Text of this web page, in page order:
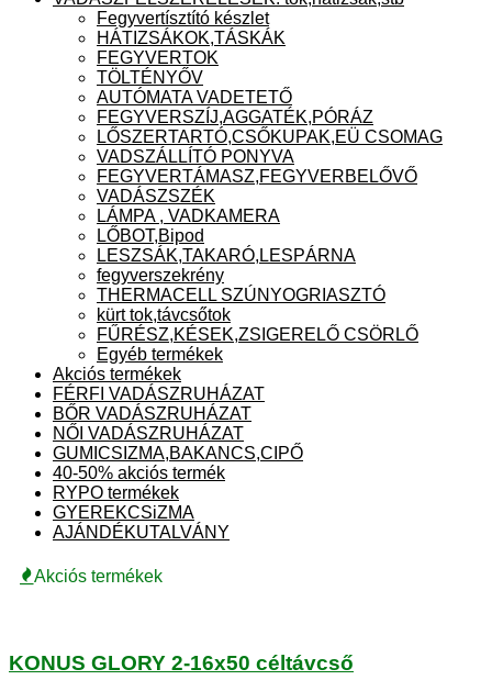
Fegyvertísztító készlet
HÁTIZSÁKOK,TÁSKÁK
FEGYVERTOK
TÖLTÉNYŐV
AUTÓMATA VADETETŐ
FEGYVERSZÍJ,AGGATÉK,PÓRÁZ
LŐSZERTARTÓ,CSŐKUPAK,EÜ CSOMAG
VADSZÁLLÍTÓ PONYVA
FEGYVERTÁMASZ,FEGYVERBELŐVŐ
VADÁSZSZÉK
LÁMPA , VADKAMERA
LŐBOT,Bipod
LESZSÁK,TAKARÓ,LESPÁRNA
fegyverszekrény
THERMACELL SZÚNYOGRIASZTÓ
kürt tok,távcsőtok
FŰRÉSZ,KÉSEK,ZSIGERELŐ CSÖRLŐ
Egyéb termékek
Akciós termékek
FÉRFI VADÁSZRUHÁZAT
BŐR VADÁSZRUHÁZAT
NŐI VADÁSZRUHÁZAT
GUMICSIZMA,BAKANCS,CIPŐ
40-50% akciós termék
RYPO termékek
GYEREKCSiZMA
AJÁNDÉKUTALVÁNY
Akciós termékek
KONUS GLORY 2-16x50 céltávcső